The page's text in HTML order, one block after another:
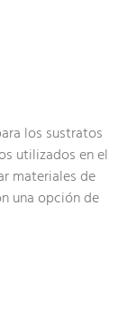
los sustratos
utilizados en el
materiales de
una opción de